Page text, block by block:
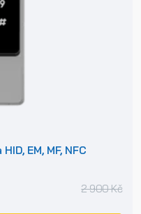
EM, MF, NFC
2 900 Kč